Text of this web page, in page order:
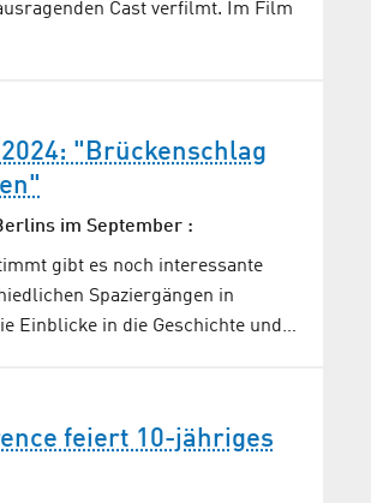
Cast verfilmt. Im Film
"Brückenschlag
im September :
gibt es noch interessante
Spaziergängen in
Einblicke in die Geschichte und…
feiert 10-jähriges